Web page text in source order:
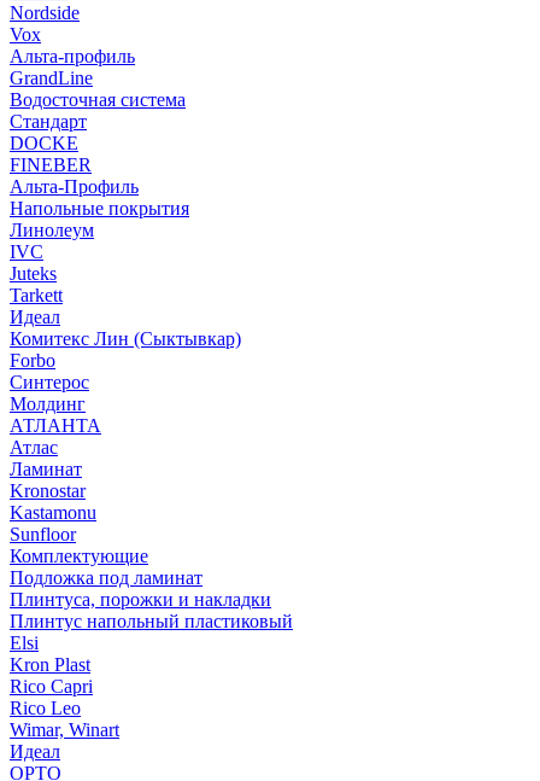
Nordside
Vox
Альта-профиль
GrandLine
Водосточная система
Стандарт
DOCKE
FINEBER
Альта-Профиль
Напольные покрытия
Линолеум
IVC
Juteks
Tarkett
Идеал
Комитекс Лин (Сыктывкар)
Forbo
Синтерос
Молдинг
АТЛАНТА
Атлас
Ламинат
Kronostar
Kastamonu
Sunfloor
Комплектующие
Подложка под ламинат
Плинтуса, порожки и накладки
Плинтус напольный пластиковый
Elsi
Kron Plast
Rico Capri
Rico Leo
Wimar, Winart
Идеал
ОРТО